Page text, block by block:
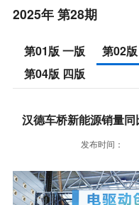
2025年 第28期
第01版 一版 第02
第04版 四版
汉德车桥新能源销量
发布时间：